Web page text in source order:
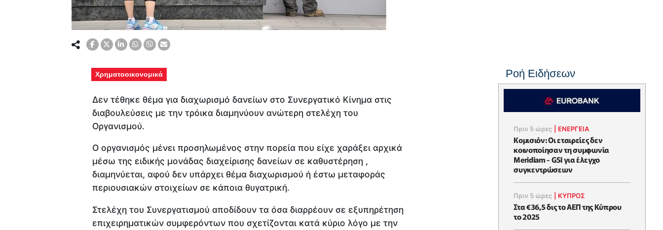
Χρηματοοικονομικά
Δεν τέθηκε θέμα για διαχωρισμό δανείων στο Συνεργατικό Κίνημα στις
διαβουλεύσεις με την τρόικα διαμηνύουν ανώτερη στελέχη του
Οργανισμού.
Ο οργανισμός μένει προσηλωμένος στην πορεία που είχε χαράξει αρχικά
μέσω της ειδικής μονάδας διαχείρισης δανείων σε καθυστέρηση ,
διαμηνύεται, αφού δεν υπάρχει θέμα διαχωρισμού ή έστω μεταφοράς
περιουσιακών στοιχείων σε κάποια θυγατρική.
Στελέχη του Συνεργατισμού αποδίδουν τα όσα διαρρέουν σε εξυπηρέτηση
επιχειρηματικών συμφερόντων που σχετίζονται κατά κύριο λόγο με την
Ροή Ειδήσεων
Πριν 5 ώρες ΕΝΈΡΓΕΙΑ
Κομισιόν: Οι εταιρείες δεν
κοινοποίησαν τη συμφωνία
Meridiam - GSI για έλεγχο
συγκεντρώσεων
Πριν 5 ώρες ΚΥΠΡΟΣ
Στα €36,5 δις το ΑΕΠ της Κύπρου
το 2025